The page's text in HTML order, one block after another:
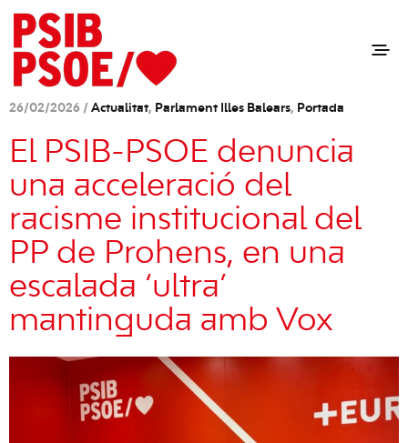
26/02/2026 / Actualitat, Parlament Illes Balears, Portada
El PSIB-PSOE denuncia
una acceleració del
racisme institucional del
PP de Prohens, en una
escalada ‘ultra’
mantinguda amb Vox